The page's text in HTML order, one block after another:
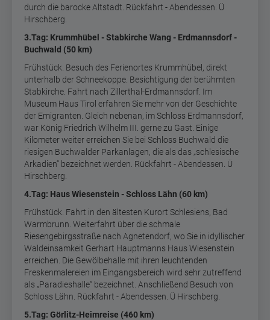
durch die barocke Altstadt. Rückfahrt - Abendessen. Ü
Hirschberg.
3.Tag: Krummhübel - Stabkirche Wang - Erdmannsdorf -
Buchwald (50 km)
Frühstück. Besuch des Ferienortes Krummhübel, direkt
unterhalb der Schneekoppe. Besichtigung der berühmten
Stabkirche. Fahrt nach Zillerthal-Erdmannsdorf. Im
Museum Haus Tirol erfahren Sie mehr von der Geschichte
der Emigranten. Gleich nebenan, im Schloss Erdmannsdorf,
war König Friedrich Wilhelm III. gerne zu Gast. Einige
Kilometer weiter erreichen Sie bei Schloss Buchwald die
riesigen Buchwalder Parkanlagen, die als das „schlesische
Arkadien“ bezeichnet werden. Rückfahrt - Abendessen. Ü
Hirschberg.
4.Tag: Haus Wiesenstein - Schloss Lähn (60 km)
Frühstück. Fahrt in den ältesten Kurort Schlesiens, Bad
Warmbrunn. Weiterfahrt über die schmale
Riesengebirgsstraße nach Agnetendorf, wo Sie in idyllischer
Waldeinsamkeit Gerhart Hauptmanns Haus Wiesenstein
erreichen. Die Gewölbehalle mit ihren leuchtenden
Freskenmalereien im Eingangsbereich wird sehr zutreffend
als „Paradieshalle“ bezeichnet. Anschließend Besuch von
Schloss Lähn. Rückfahrt - Abendessen. Ü Hirschberg.
5.Tag: Görlitz-Heimreise (460 km)